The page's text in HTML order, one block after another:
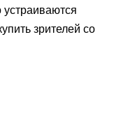
устраиваются
зрителей со